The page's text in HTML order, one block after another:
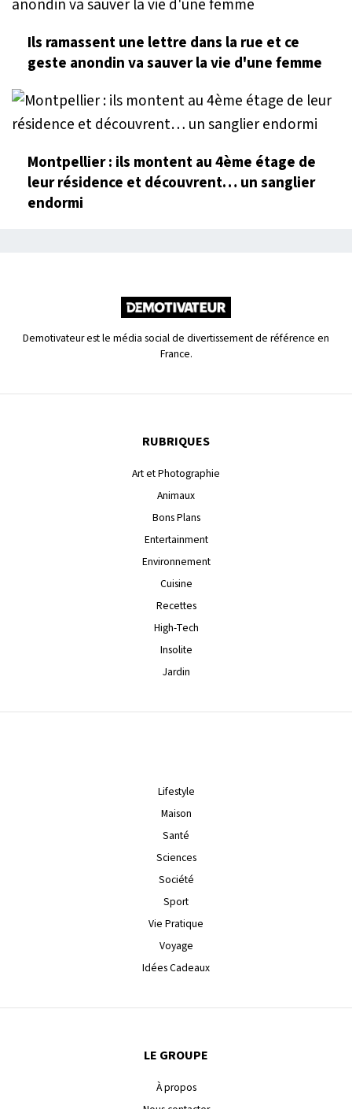
Ils ramassent une lettre dans la rue et ce
geste anondin va sauver la vie d'une femme
Montpellier : ils montent au 4ème étage de
leur résidence et découvrent… un sanglier
endormi
Demotivateur est le média social de divertissement de référence en
France.
RUBRIQUES
Art et Photographie
Animaux
Bons Plans
Entertainment
Environnement
Cuisine
Recettes
High-Tech
Insolite
Jardin
Lifestyle
Maison
Santé
Sciences
Société
Sport
Vie Pratique
Voyage
Idées Cadeaux
LE GROUPE
À propos